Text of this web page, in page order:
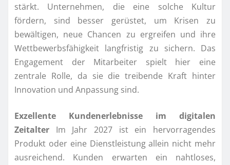
stärkt. Unternehmen, die eine solche Kultur
fördern, sind besser gerüstet, um Krisen zu
bewältigen, neue Chancen zu ergreifen und ihre
Wettbewerbsfähigkeit langfristig zu sichern. Das
Engagement der Mitarbeiter spielt hier eine
zentrale Rolle, da sie die treibende Kraft hinter
Innovation und Anpassung sind.
Exzellente Kundenerlebnisse im digitalen
Zeitalter Im Jahr 2027 ist ein hervorragendes
Produkt oder eine Dienstleistung allein nicht mehr
ausreichend. Kunden erwarten ein nahtloses,